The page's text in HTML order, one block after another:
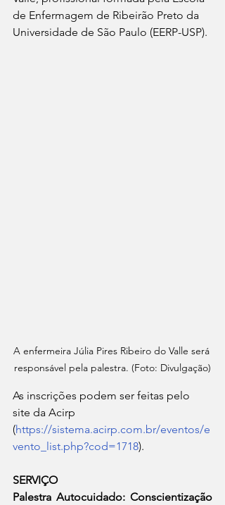
de Enfermagem de Ribeirão Preto da
Universidade de São Paulo (EERP-USP).
A enfermeira Júlia Pires Ribeiro do Valle será
responsável pela palestra. (Foto: Divulgação)
As inscrições podem ser feitas pelo
site da Acirp
(https://sistema.acirp.com.br/eventos/e
vento_list.php?cod=1718).
SERVIÇO
Palestra Autocuidado: Conscientização